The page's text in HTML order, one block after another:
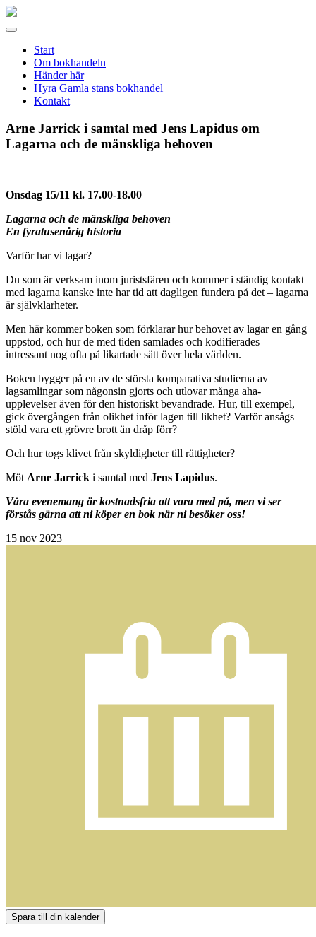
Gamla
Meny
Start
Om bokhandeln
Händer här
Hyra Gamla stans bokhandel
Kontakt
Arne Jarrick i samtal med Jens Lapidus om
Lagarna och de mänskliga behoven
Onsdag 15/11 kl. 17.00-18.00
Lagarna och de mänskliga behoven
En fyratusenårig historia
Varför har vi lagar?
Du som är verksam inom juristsfären och kommer i ständig kontakt
med lagarna kanske inte har tid att dagligen fundera på det – lagarna
är självklarheter.
Men här kommer boken som förklarar hur behovet av lagar en gång
uppstod, och hur de med tiden samlades och kodifierades –
intressant nog ofta på likartade sätt över hela världen.
Boken bygger på en av de största komparativa studierna av
lagsamlingar som någonsin gjorts och utlovar många aha-
upplevelser även för den historiskt bevandrade. Hur, till exempel,
gick övergången från olikhet inför lagen till likhet? Varför ansågs
stöld vara ett grövre brott än dråp förr?
Och hur togs klivet från skyldigheter till rättigheter?
MötArne Jarrick i samtal med Jens Lapidus.
Våra evenemang är kostnadsfria att vara med på, men vi ser
förstås gärna att ni köper en bok när ni besöker oss!
15 nov 2023